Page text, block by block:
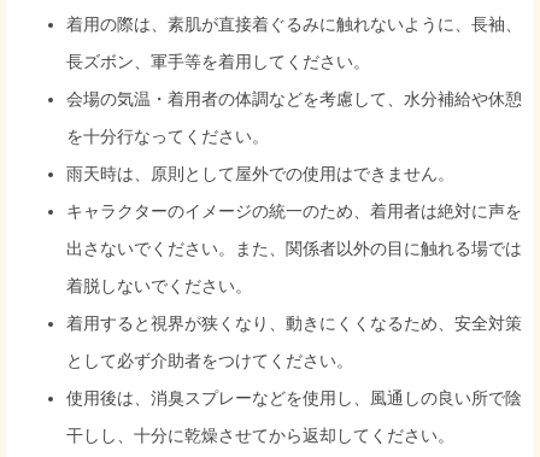
着用の際は、素肌が直接着ぐるみに触れないように、長袖、
長ズボン、軍手等を着用してください。
会場の気温・着用者の体調などを考慮して、水分補給や休憩
を十分行なってください。
雨天時は、原則として屋外での使用はできません。
キャラクターのイメージの統一のため、着用者は絶対に声を
出さないでください。また、関係者以外の目に触れる場では
着脱しないでください。
着用すると視界が狭くなり、動きにくくなるため、安全対策
として必ず介助者をつけてください。
使用後は、消臭スプレーなどを使用し、風通しの良い所で陰
干しし、十分に乾燥させてから返却してください。